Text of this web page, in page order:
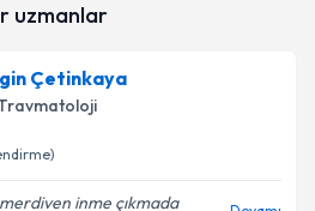
uzmanlar
Çetinkaya
inme çıkmada